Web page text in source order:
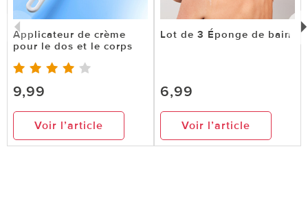
Applicateur de crème
pour le dos et le corps
9,99
Voir l’article
Lot de 3 Éponge de bain
6,99
Voir l’article